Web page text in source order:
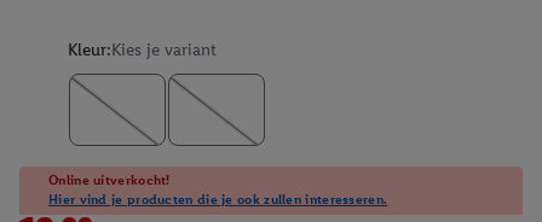
Kleur:Kies je variant
Online uitverkocht!
Hier vind je producten die je ook zullen interesseren.